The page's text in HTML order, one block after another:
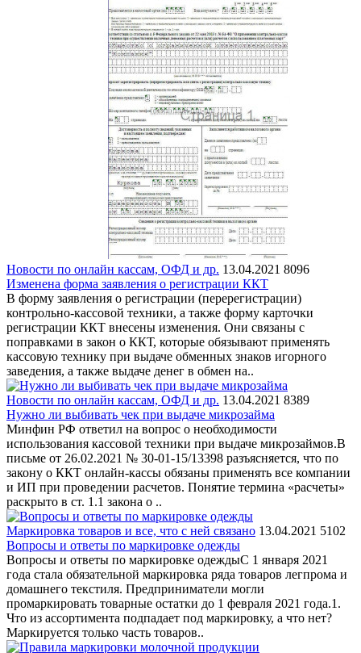
Новости по онлайн кассам, ОФД и др. 13.04.2021 8096
Изменена форма заявления о регистрации ККТ
В форму заявления о регистрации (перерегистрации)
контрольно-кассовой техники, а также форму карточки
регистрации ККТ внесены изменения. Они связаны с
поправками в закон о ККТ, которые обязывают применять
кассовую технику при выдаче обменных знаков игорного
заведения, а также выдаче денег в обмен на..
Новости по онлайн кассам, ОФД и др. 13.04.2021 8389
Нужно ли выбивать чек при выдаче микрозайма
Минфин РФ ответил на вопрос о необходимости
использования кассовой техники при выдаче микрозаймов.В
письме от 26.02.2021 № 30-01-15/13398 разъясняется, что по
закону о ККТ онлайн-кассы обязаны применять все компании
и ИП при проведении расчетов. Понятие термина «расчеты»
раскрыто в ст. 1.1 закона о ..
Маркировка товаров и все, что с ней связано 13.04.2021 5102
Вопросы и ответы по маркировке одежды
Вопросы и ответы по маркировке одеждыС 1 января 2021
года стала обязательной маркировка ряда товаров легпрома и
домашнего текстиля. Предприниматели могли
промаркировать товарные остатки до 1 февраля 2021 года.1.
Что из ассортимента подпадает под маркировку, а что нет?
Маркируется только часть товаров..